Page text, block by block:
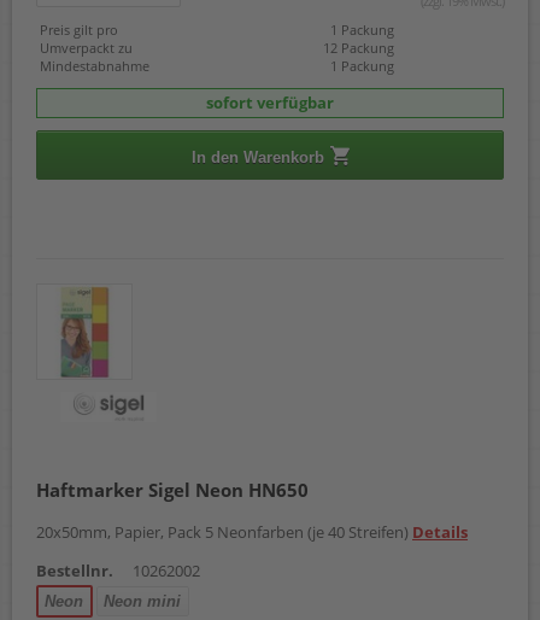
Preis gilt pro
1 Packung
Umverpackt zu
12 Packung
Mindestabnahme
1 Packung
sofort verfügbar
In den Warenkorb
Haftmarker Sigel Neon HN650
20x50mm, Papier, Pack 5 Neonfarben (je 40 Streifen) Details
Bestellnr.
10262002
Neon Neon mini